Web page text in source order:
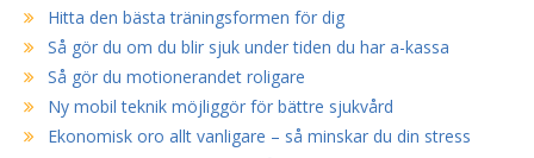
Hitta den bästa träningsformen för dig
Så gör du om du blir sjuk under tiden du har a-kassa
Så gör du motionerandet roligare
Ny mobil teknik möjliggör för bättre sjukvård
Ekonomisk oro allt vanligare – så minskar du din stress